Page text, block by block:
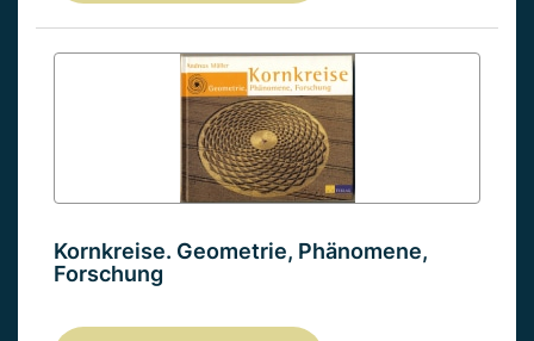
Kornkreise. Geometrie, Phänomene,
Forschung